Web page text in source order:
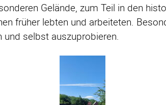
Gelände, zum Teil in den
früher lebten und arbeiteten.
und selbst auszuprobieren.